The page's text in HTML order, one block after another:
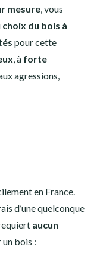
mesure , vous
choix du bois à
pour cette
, à forte
agressions,
en France.
d’une quelconque
aucun
un bois :